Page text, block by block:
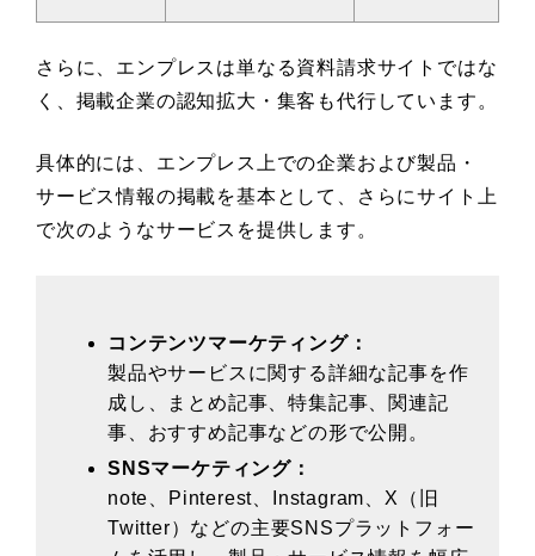
さらに、エンプレスは単なる資料請求サイトではな
く、掲載企業の認知拡大・集客も代行しています。
具体的には、エンプレス上での企業および製品・
サービス情報の掲載を基本として、さらにサイト上
で次のようなサービスを提供します。
コンテンツマーケティング：
製品やサービスに関する詳細な記事を作
成し、まとめ記事、特集記事、関連記
事、おすすめ記事などの形で公開。
SNSマーケティング：
note、Pinterest、Instagram、X（旧
Twitter）などの主要SNSプラットフォー